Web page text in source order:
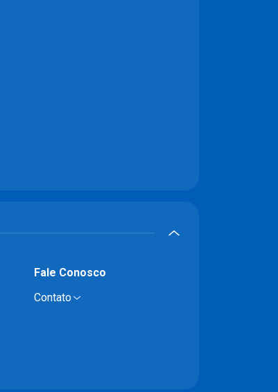
Fale Conosco
Contato